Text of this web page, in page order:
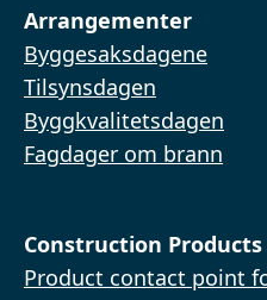
Arrangementer
Byggesaksdagene
Tilsynsdagen
Byggkvalitetsdagen
Fagdager om brann
Construction Products
Product contact point